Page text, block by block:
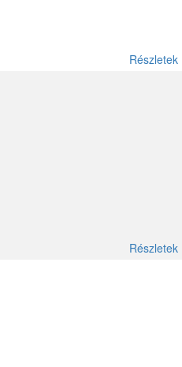
Részletek
Részletek